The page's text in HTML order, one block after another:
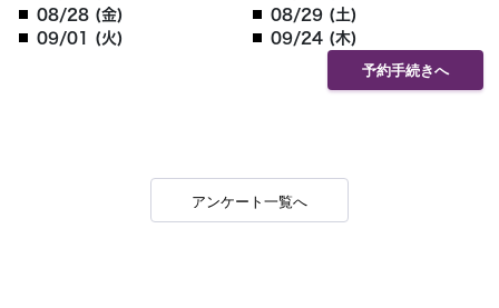
08/28 (金)
08/29 (土)
09/01 (火)
09/24 (木)
予約手続きへ
アンケート一覧へ